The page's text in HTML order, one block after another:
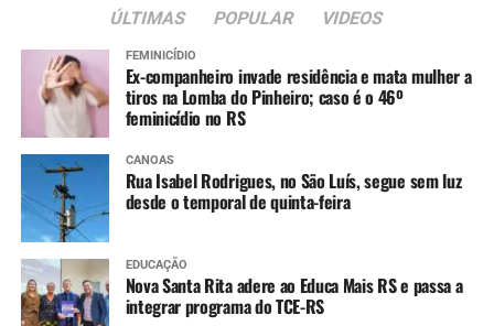
da quadra será fundamental
para que tenham mais
qualidade nas aulas. Além
disso, a questão da
acessibilidade é muito
importante, já que temos
alunos cadeirantes que
também participam das
ÚLTIMAS POPULAR VIDEOS
FEMINICÍDIO
Ex-companheiro invade residência e mata mulher a
tiros na Lomba do Pinheiro; caso é o 46º
feminicídio no RS
CANOAS
Rua Isabel Rodrigues, no São Luís, segue sem luz
desde o temporal de quinta-feira
EDUCAÇÃO
Nova Santa Rita adere ao Educa Mais RS e passa a
integrar programa do TCE-RS